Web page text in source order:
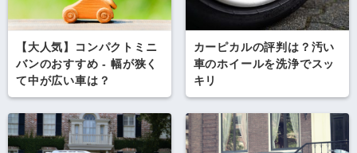
【大人気】コンパクトミニ
バンのおすすめ - 幅が狭く
て中が広い車は？
カーピカルの評判は？汚い
車のホイールを洗浄でスッ
キリ